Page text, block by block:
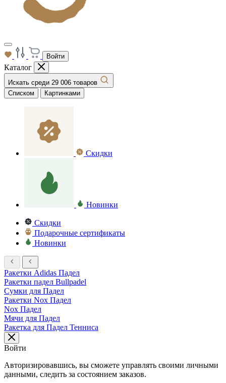
Войти
Каталог
Искать среди 29 006 товаров
Списком
Картинками
Скидки
Новинки
Скидки
Подарочные сертификаты
Новинки
Ракетки Adidas Падел
Ракетки падел Bullpadel
Сумки для Падел
Ракетки Nox Падел
Nox Падел
Мячи для Падел
Ракетка для Падел Тенниса
Войти
Авторизировавшись, вы сможете управлять своими личными
данными, следить за состоянием заказов.